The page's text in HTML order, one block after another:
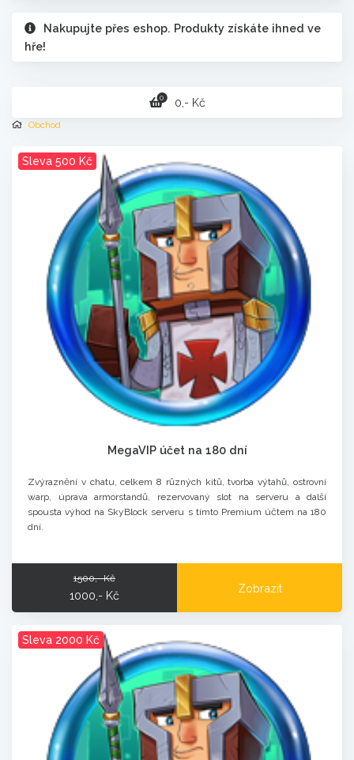
Nakupujte přes eshop. Produkty získáte ihned ve
hře!
0 0,- Kč
Obchod
Sleva 500 Kč
MegaVIP účet na 180 dní
Zvýraznění v chatu, celkem 8 různých kitů, tvorba výtahů, ostrovní
warp, úprava armorstandů, rezervovaný slot na serveru a další
spousta výhod na SkyBlock serveru s tímto Premium účtem na 180
dní.
1500,- Kč
1000,- Kč
Zobrazit
Sleva 2000 Kč